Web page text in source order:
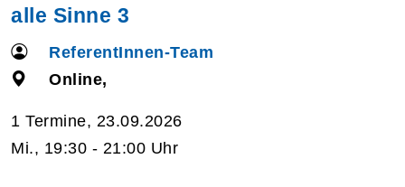
alle Sinne 3
ReferentInnen-Team
Online,
1 Termine, 23.09.2026
Mi., 19:30 - 21:00 Uhr